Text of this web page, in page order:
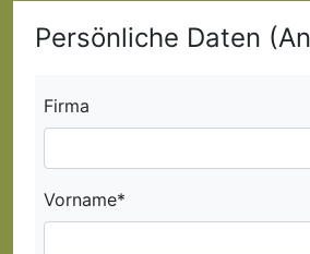
Persönliche Daten
Firma
Vorname*